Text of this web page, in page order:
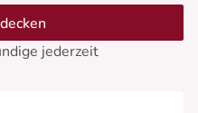
jederzeit